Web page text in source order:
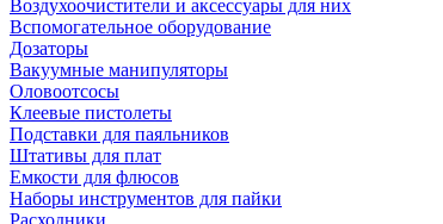
Воздухоочистители и аксессуары для них
Вспомогательное оборудование
Дозаторы
Вакуумные манипуляторы
Оловоотсосы
Клеевые пистолеты
Подставки для паяльников
Штативы для плат
Емкости для флюсов
Наборы инструментов для пайки
Расходники